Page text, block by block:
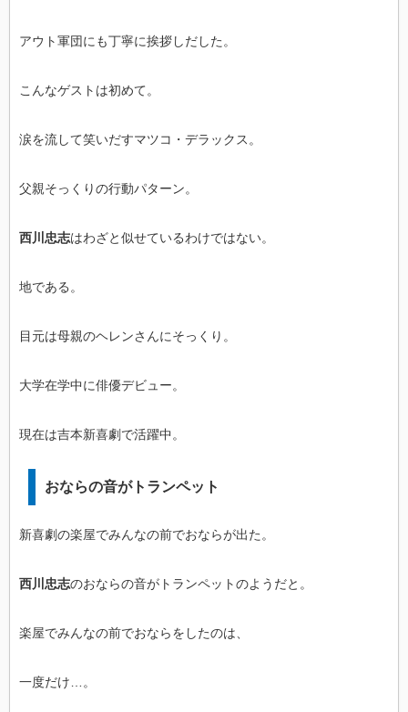
アウト軍団にも丁寧に挨拶しだした。
こんなゲストは初めて。
涙を流して笑いだすマツコ・デラックス。
父親そっくりの行動パターン。
西川忠志はわざと似せているわけではない。
地である。
目元は母親のヘレンさんにそっくり。
大学在学中に俳優デビュー。
現在は吉本新喜劇で活躍中。
おならの音がトランペット
新喜劇の楽屋でみんなの前でおならが出た。
西川忠志のおならの音がトランペットのようだと。
楽屋でみんなの前でおならをしたのは、
一度だけ…。